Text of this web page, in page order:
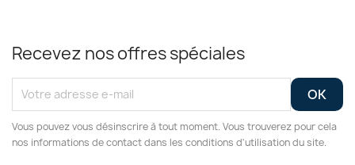
Recevez nos offres spéciales
Vous pouvez vous désinscrire à tout moment. Vous trouverez pour cela
nos informations de contact dans les conditions d'utilisation du site.